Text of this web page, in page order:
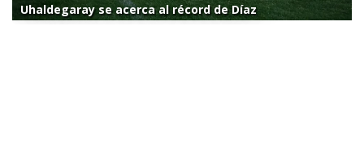
Uhaldegaray se acerca al récord de Díaz